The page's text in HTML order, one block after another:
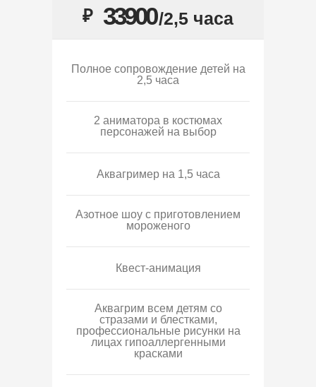
₽ 33900/2,5 часа
Полное сопровождение детей на
2,5 часа
2 аниматора в костюмах
персонажей на выбор
Аквагример на 1,5 часа
Азотное шоу с приготовлением
мороженого
Квест-анимация
Аквагрим всем детям со
стразами и блестками,
профессиональные рисунки на
лицах гипоаллергенными
красками